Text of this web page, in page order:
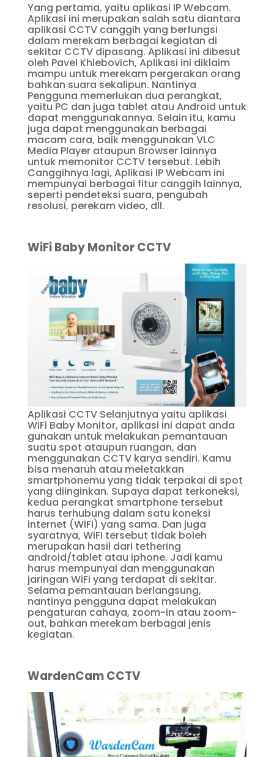
Yang pertama, yaitu aplikasi IP Webcam.
Aplikasi ini merupakan salah satu diantara
aplikasi CCTV canggih yang berfungsi
dalam merekam berbagai kegiatan di
sekitar CCTV dipasang. Aplikasi ini dibesut
oleh Pavel Khlebovich, Aplikasi ini diklaim
mampu untuk merekam pergerakan orang
bahkan suara sekalipun. Nantinya
Pengguna memerlukan dua perangkat,
yaitu PC dan juga tablet atau Android untuk
dapat menggunakannya. Selain itu, kamu
juga dapat menggunakan berbagai
macam cara, baik menggunakan VLC
Media Player ataupun Browser lainnya
untuk memonitor CCTV tersebut. Lebih
Canggihnya lagi, Aplikasi IP Webcam ini
mempunyai berbagai fitur canggih lainnya,
seperti pendeteksi suara, pengubah
resolusi, perekam video, dll.
WiFi Baby Monitor CCTV
Aplikasi CCTV Selanjutnya yaitu aplikasi
WiFi Baby Monitor, aplikasi ini dapat anda
gunakan untuk melakukan pemantauan
suatu spot ataupun ruangan, dan
menggunakan CCTV karya sendiri. Kamu
bisa menaruh atau meletakkan
smartphonemu yang tidak terpakai di spot
yang diinginkan. Supaya dapat terkoneksi,
kedua perangkat smartphone tersebut
harus terhubung dalam satu koneksi
internet (WiFi) yang sama. Dan juga
syaratnya, WiFI tersebut tidak boleh
merupakan hasil dari tethering
android/tablet atau iphone. Jadi kamu
harus mempunyai dan menggunakan
jaringan WiFi yang terdapat di sekitar.
Selama pemantauan berlangsung,
nantinya pengguna dapat melakukan
pengaturan cahaya, zoom-in atau zoom-
out, bahkan merekam berbagai jenis
kegiatan.
WardenCam CCTV